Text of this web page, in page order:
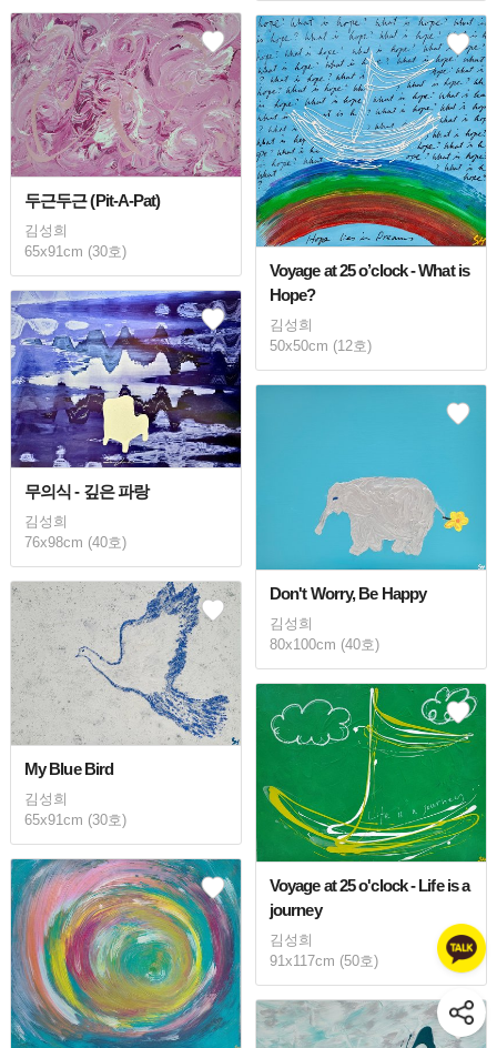
두근두근 (Pit-A-Pat)
김성희
65x91cm (30호)
Voyage at 25 o’clock - What is
Hope?
김성희
50x50cm (12호)
무의식 - 깊은 파랑
김성희
76x98cm (40호)
Don't Worry, Be Happy
김성희
80x100cm (40호)
My Blue Bird
김성희
65x91cm (30호)
Voyage at 25 o'clock - Life is a
journey
김성희
91x117cm (50호)